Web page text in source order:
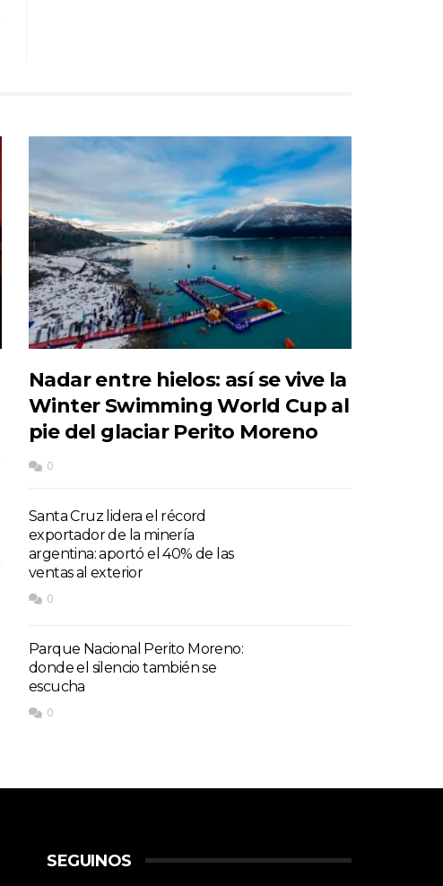
Nadar entre hielos: así se vive la
Winter Swimming World Cup al
pie del glaciar Perito Moreno
0
Santa Cruz lidera el récord
exportador de la minería
argentina: aportó el 40% de las
ventas al exterior
0
Parque Nacional Perito Moreno:
donde el silencio también se
escucha
0
SEGUINOS